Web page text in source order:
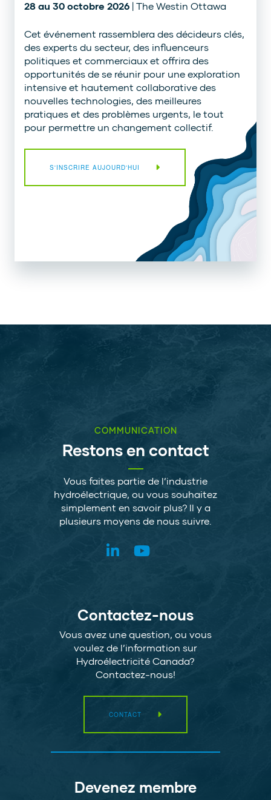
28 au 30 octobre 2026 | The Westin Ottawa
Cet événement rassemblera des décideurs clés,
des experts du secteur, des influenceurs
politiques et commerciaux et offrira des
opportunités de se réunir pour une exploration
intensive et hautement collaborative des
nouvelles technologies, des meilleures
pratiques et des problèmes urgents, le tout
pour permettre un changement collectif.
S'INSCRIRE AUJOURD'HUI
COMMUNICATION
Restons en contact
Vous faites partie de l’industrie
hydroélectrique, ou vous souhaitez
simplement en savoir plus? Il y a
plusieurs moyens de nous suivre.
Contactez-nous
Vous avez une question, ou vous
voulez de l’information sur
Hydroélectricité Canada?
Contactez-nous!
CONTACT
Devenez membre